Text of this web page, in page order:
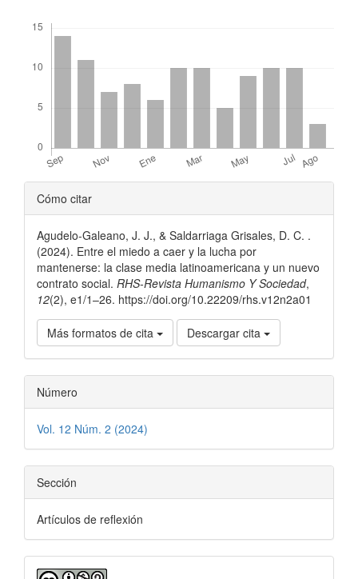
Detalles
del
artículo
Cómo citar
Agudelo-Galeano, J. J., & Saldarriaga Grisales, D. C. .
(2024). Entre el miedo a caer y la lucha por
mantenerse: la clase media latinoamericana y un nuevo
contrato social. RHS-Revista Humanismo Y Sociedad,
12(2), e1/1–26. https://doi.org/10.22209/rhs.v12n2a01
Más formatos de cita Descargar cita
Número
Vol. 12 Núm. 2 (2024)
Sección
Artículos de reflexión